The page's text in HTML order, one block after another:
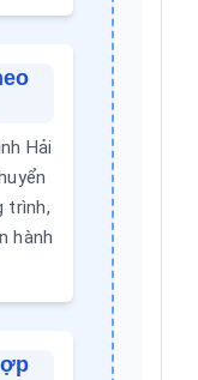
Hải
trình,
hành